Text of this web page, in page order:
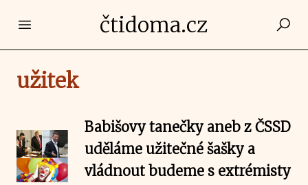
Open main menučtidoma.cz
užitek
Babišovy tanečky aneb z ČSSD
uděláme užitečné šašky a
vládnout budeme s extrémisty